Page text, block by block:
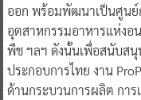
ออก พร้อมพัฒนาเป็นศูนย์
อุตสาหกรรมอาหารแห่งอ
พืช ฯลฯ ดังนั้นเพื่อสนับส
ประกอบการไทย งาน
ด้านกระบวนการผลิต กา